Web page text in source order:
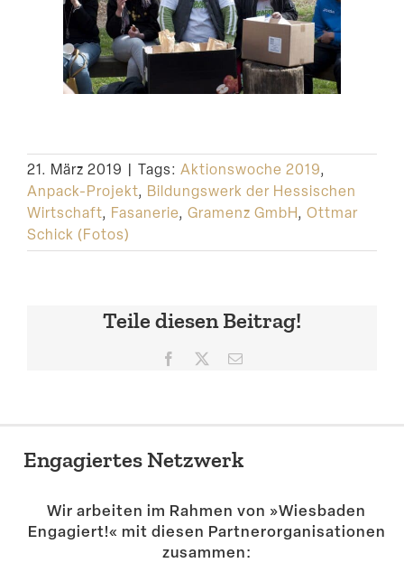
21. März 2019 | Tags: Aktionswoche 2019,
Anpack-Projekt, Bildungswerk der Hessischen
Wirtschaft, Fasanerie, Gramenz GmbH, Ottmar
Schick (Fotos)
Teile diesen Beitrag!
Facebook E-
Engagiertes Netzwerk
Wir arbeiten im Rahmen von »Wiesbaden
Engagiert!« mit diesen Partner­or­ga­ni­sa­tionen
zusammen: